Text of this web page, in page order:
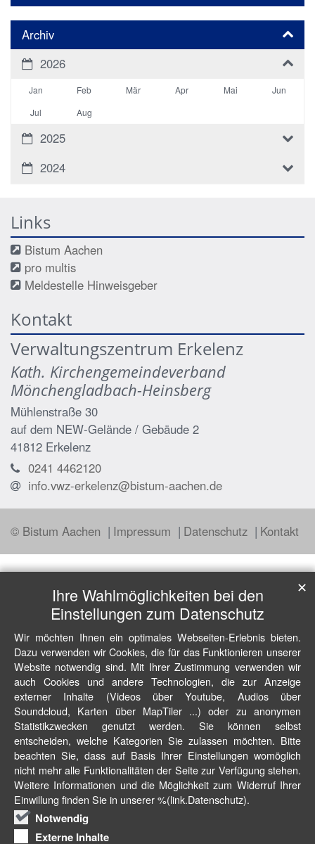
Archiv
2026
Jan Feb Mär Apr Mai
Jun
Jul
Aug
2025
2024
Links
Bistum Aachen
pro multis
Meldestelle Hinweisgeber
Kontakt
Verwaltungszentrum Erkelenz
Kath. Kirchengemeindeverband
Mönchengladbach-Heinsberg
Mühlenstraße 30
auf dem NEW-Gelände / Gebäude 2
41812 Erkelenz
0241 4462120
info.vwz-erkelenz@bistum-aachen.de
© Bistum Aachen Impressum Datenschutz Kontakt
Ihre Wahlmöglichkeiten bei den
Einstellungen zum Datenschutz
Wir möchten Ihnen ein optimales Webseiten-Erlebnis bieten.
Dazu verwenden wir Cookies, die für das Funktionieren unserer
Website notwendig sind. Mit Ihrer Zustimmung verwenden wir
auch Cookies und andere Technologien, die zur Anzeige
externer Inhalte (Videos über Youtube, Audios über
Soundcloud, Karten über MapTiler ...) oder zu anonymen
Statistikzwecken genutzt werden. Sie können selbst
entscheiden, welche Kategorien Sie zulassen möchten. Bitte
beachten Sie, dass auf Basis Ihrer Einstellungen womöglich
nicht mehr alle Funktionalitäten der Seite zur Verfügung stehen.
Weitere Informationen und die Möglichkeit zum Widerruf Ihrer
Einwillung finden Sie in unserer %(link.Datenschutz).
Notwendig
Externe Inhalte
✕